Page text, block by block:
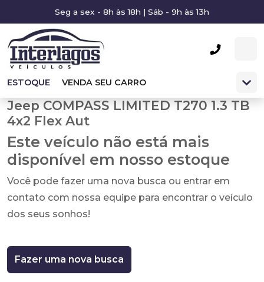
Seg a sex - 8h às 18h | Sáb - 9h às 13h
ESTOQUE VENDA SEU CARRO
Jeep COMPASS LIMITED T270 1.3 TB
4x2 Flex Aut
Este veículo não está mais
disponível em nosso estoque
Você pode fazer uma nova busca ou entrar em
contato com nossa equipe para encontrar o veículo
dos seus sonhos!
Fazer uma nova busca